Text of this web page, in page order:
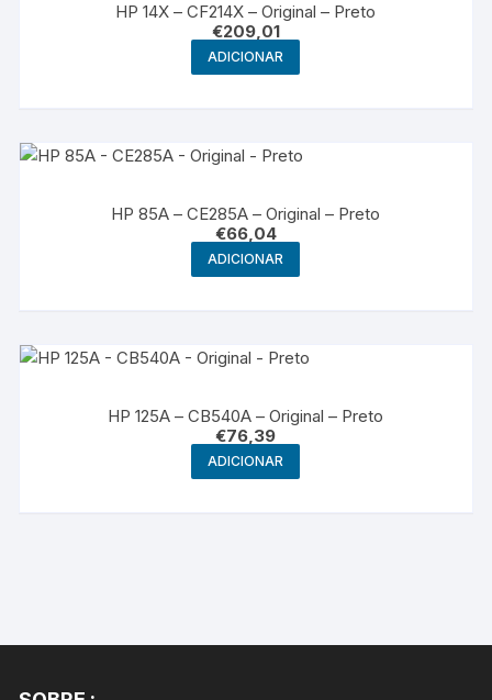
HP 14X – CF214X – Original – Preto
€209,01
ADICIONAR
HP 85A – CE285A – Original – Preto
€66,04
ADICIONAR
HP 125A – CB540A – Original – Preto
€76,39
ADICIONAR